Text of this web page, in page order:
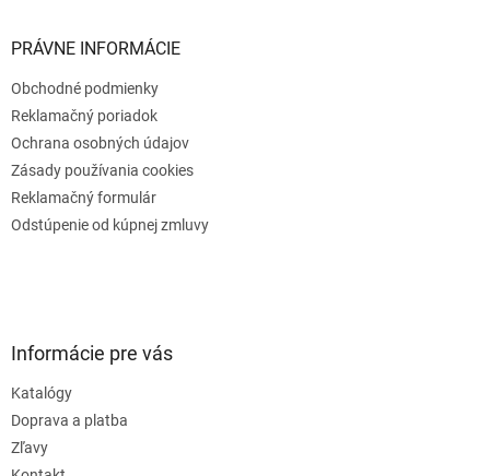
PRÁVNE INFORMÁCIE
Obchodné podmienky
Reklamačný poriadok
Ochrana osobných údajov
Zásady používania cookies
Reklamačný formulár
Odstúpenie od kúpnej zmluvy
Informácie pre vás
Katalógy
Doprava a platba
Zľavy